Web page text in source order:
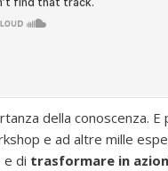
della conoscenza.
e ad altre mille
e di trasformare in